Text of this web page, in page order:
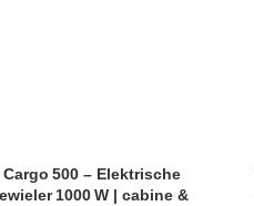
VRIJBLIJVEND
Cargo 500 – Elektrische
1000 W | cabine &